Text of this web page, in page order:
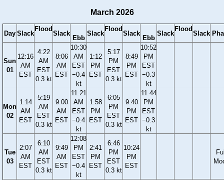
March 2026
Day Slack
Flood
Slack
Ebb
Slack
Flood
Slack
Ebb
Slack
Flood
Slack
Sun
01
12:16
AM
EST
4:22
AM
EST
0.3 kt
8:06
AM
EST
10:30
AM
EST
−0.4
kt
1:12
PM
EST
5:17
PM
EST
0.3 kt
8:49
PM
EST
10:52
PM
EST
−0.3
kt
Mon
02
1:14
AM
EST
5:19
AM
EST
0.3 kt
9:00
AM
EST
11:21
AM
EST
−0.4
kt
1:58
PM
EST
6:05
PM
EST
0.3 kt
9:40
PM
EST
11:44
PM
EST
−0.3
kt
Tue
03
2:07
AM
EST
6:10
AM
EST
0.3 kt
9:49
AM
EST
12:08
PM
EST
−0.4
kt
2:41
PM
EST
6:46
PM
EST
0.3 kt
10:24
PM
EST